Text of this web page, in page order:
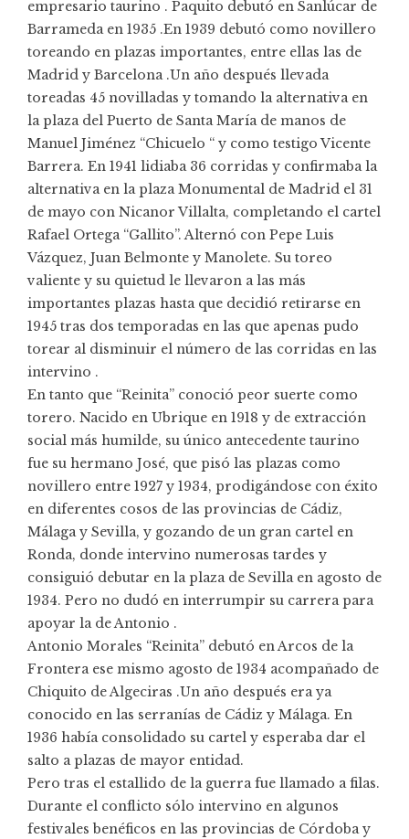
empresario taurino . Paquito debutó en Sanlúcar de
Barrameda en 1935 .En 1939 debutó como novillero
toreando en plazas importantes, entre ellas las de
Madrid y Barcelona .Un año después llevada
toreadas 45 novilladas y tomando la alternativa en
la plaza del Puerto de Santa María de manos de
Manuel Jiménez “Chicuelo “ y como testigo Vicente
Barrera. En 1941 lidiaba 36 corridas y confirmaba la
alternativa en la plaza Monumental de Madrid el 31
de mayo con Nicanor Villalta, completando el cartel
Rafael Ortega “Gallito”. Alternó con Pepe Luis
Vázquez, Juan Belmonte y Manolete. Su toreo
valiente y su quietud le llevaron a las más
importantes plazas hasta que decidió retirarse en
1945 tras dos temporadas en las que apenas pudo
torear al disminuir el número de las corridas en las
intervino .
En tanto que “Reinita” conoció peor suerte como
torero. Nacido en Ubrique en 1918 y de extracción
social más humilde, su único antecedente taurino
fue su hermano José, que pisó las plazas como
novillero entre 1927 y 1934, prodigándose con éxito
en diferentes cosos de las provincias de Cádiz,
Málaga y Sevilla, y gozando de un gran cartel en
Ronda, donde intervino numerosas tardes y
consiguió debutar en la plaza de Sevilla en agosto de
1934. Pero no dudó en interrumpir su carrera para
apoyar la de Antonio .
Antonio Morales “Reinita” debutó en Arcos de la
Frontera ese mismo agosto de 1934 acompañado de
Chiquito de Algeciras .Un año después era ya
conocido en las serranías de Cádiz y Málaga. En
1936 había consolidado su cartel y esperaba dar el
salto a plazas de mayor entidad.
Pero tras el estallido de la guerra fue llamado a filas.
Durante el conflicto sólo intervino en algunos
festivales benéficos en las provincias de Córdoba y